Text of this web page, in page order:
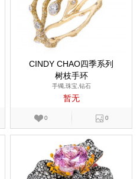
CINDY CHAO四季系列
树枝手环
手镯,珠宝,钻石
暂无
0 0